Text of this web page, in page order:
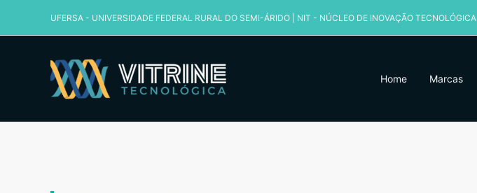
UFERSA - UNIVERSIDADE FEDERAL RURAL DO SEMI-ÁRIDO NIT - NÚCLEO DE INOVAÇÃO TECNOLÓGICA
Home Marcas